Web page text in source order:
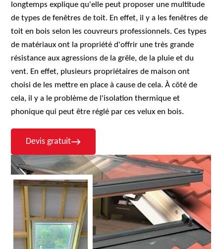
longtemps explique qu'elle peut proposer une multitude
de types de fenêtres de toit. En effet, il y a les fenêtres de
toit en bois selon les couvreurs professionnels. Ces types
de matériaux ont la propriété d'offrir une très grande
résistance aux agressions de la grêle, de la pluie et du
vent. En effet, plusieurs propriétaires de maison ont
choisi de les mettre en place à cause de cela. À côté de
cela, il y a le problème de l'isolation thermique et
phonique qui peut être réglé par ces velux en bois.
Devis gratuit